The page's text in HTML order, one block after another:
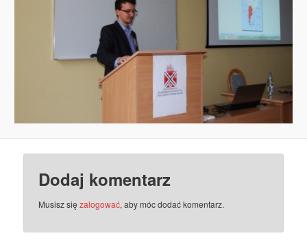
Dodaj komentarz
Musisz sięzalogować, aby móc dodać komentarz.